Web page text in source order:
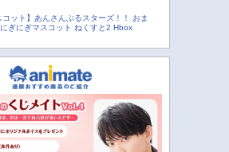
コット】あんさんぶるスターズ！！ おま
ぎにぎマスコット ねくすと2 Hbox